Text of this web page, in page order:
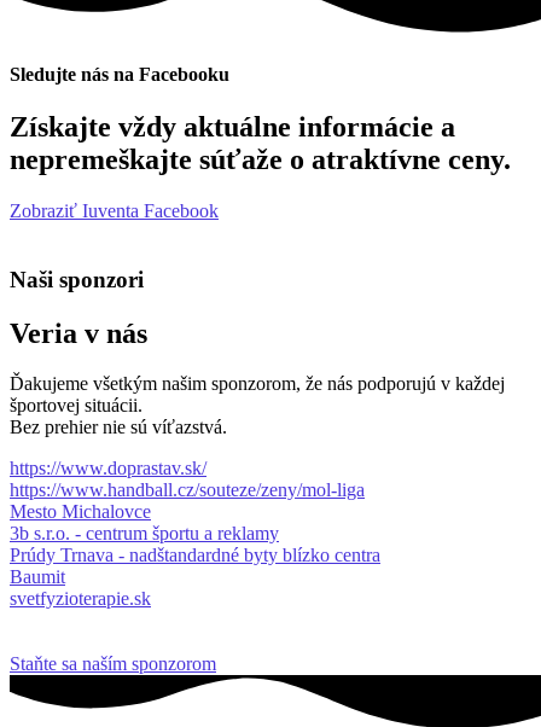
Sledujte nás na Facebooku
Získajte vždy aktuálne informácie a
nepremeškajte súťaže o atraktívne ceny.
Zobraziť Iuventa Facebook
Naši sponzori
Veria v nás
Ďakujeme všetkým našim sponzorom, že nás podporujú v každej
športovej situácii.
Bez prehier nie sú víťazstvá.
https://www.doprastav.sk/
https://www.handball.cz/souteze/zeny/mol-liga
Mesto Michalovce
3b s.r.o. - centrum športu a reklamy
Prúdy Trnava - nadštandardné byty blízko centra
Baumit
svetfyzioterapie.sk
Staňte sa naším sponzorom